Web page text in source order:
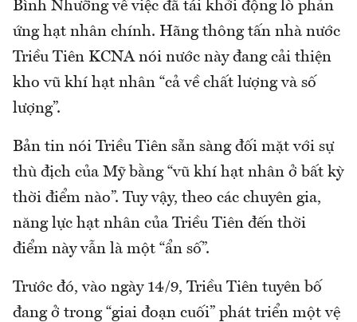
Bình Nhưỡng về việc đã tái khởi động lò phản
ứng hạt nhân chính. Hãng thông tấn nhà nước
Triều Tiên KCNA nói nước này đang cải thiện
kho vũ khí hạt nhân “cả về chất lượng và số
lượng”.
Bản tin nói Triều Tiên sẵn sàng đối mặt với sự
thù địch của Mỹ bằng “vũ khí hạt nhân ở bất kỳ
thời điểm nào”. Tuy vậy, theo các chuyên gia,
năng lực hạt nhân của Triều Tiên đến thời
điểm này vẫn là một “ẩn số”.
Trước đó, vào ngày 14/9, Triều Tiên tuyên bố
đang ở trong “giai đoạn cuối” phát triển một vệ